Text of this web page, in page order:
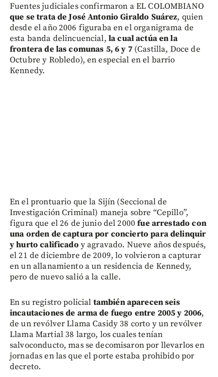
Fuentes judiciales confirmaron a EL COLOMBIANO
que se trata de José Antonio Giraldo Suárez, quien
desde el año 2006 figuraba en el organigrama de
esta banda delincuencial, la cual actúa en la
frontera de las comunas 5, 6 y 7 (Castilla, Doce de
Octubre y Robledo), en especial en el barrio
Kennedy.
En el prontuario que la Sijín (Seccional de
Investigación Criminal) maneja sobre “Cepillo”,
figura que el 26 de junio del 2000fue arrestado con
una orden de captura por concierto para delinquir
y hurto calificado y agravado. Nueve años después,
el 21 de diciembre de 2009, lo volvieron a capturar
en un allanamiento a un residencia de Kennedy,
pero de nuevo salió a la calle.
En su registro policial también aparecen seis
incautaciones de arma de fuego entre 2005 y 2006,
de un revólver Llama Casidy 38 corto y un revólver
Llama Martial 38 largo, los cuales tenían
salvoconducto, mas se decomisaron por llevarlos en
jornadas en las que el porte estaba prohibido por
decreto.